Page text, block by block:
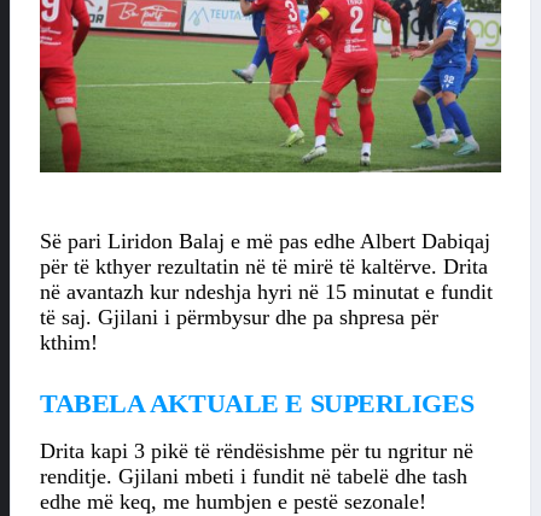
Së pari Liridon Balaj e më pas edhe Albert Dabiqaj
për të kthyer rezultatin në të mirë të kaltërve. Drita
në avantazh kur ndeshja hyri në 15 minutat e fundit
të saj. Gjilani i përmbysur dhe pa shpresa për
kthim!
TABELA AKTUALE E SUPERLIGES
Drita kapi 3 pikë të rëndësishme për tu ngritur në
renditje. Gjilani mbeti i fundit në tabelë dhe tash
edhe më keq, me humbjen e pestë sezonale!